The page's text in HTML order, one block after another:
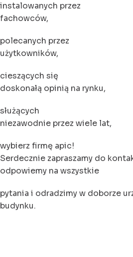
instalowanych przez
fachowców,
polecanych przez
użytkowników,
cieszących się
doskonałą opinią na rynku,
służących
niezawodnie przez wiele lat,
wybierz firmę apic!
Serdecznie zapraszamy do
odpowiemy na wszystkie
pytania i odradzimy w doborze
budynku.